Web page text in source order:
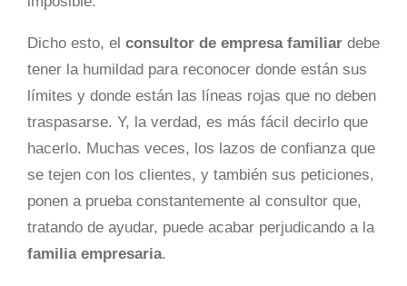
Dicho esto, el consultor de empresa familiar debe
tener la humildad para reconocer donde están sus
límites y donde están las líneas rojas que no deben
traspasarse. Y, la verdad, es más fácil decirlo que
hacerlo. Muchas veces, los lazos de confianza que
se tejen con los clientes, y también sus peticiones,
ponen a prueba constantemente al consultor que,
tratando de ayudar, puede acabar perjudicando a la
familia empresaria.